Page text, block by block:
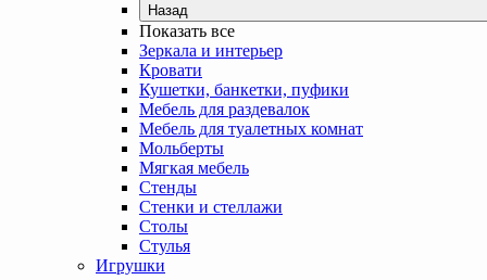
Назад
Показать все
Зеркала и интерьер
Кровати
Кушетки, банкетки, пуфики
Мебель для раздевалок
Мебель для туалетных комнат
Мольберты
Мягкая мебель
Стенды
Стенки и стеллажи
Столы
Стулья
Игрушки